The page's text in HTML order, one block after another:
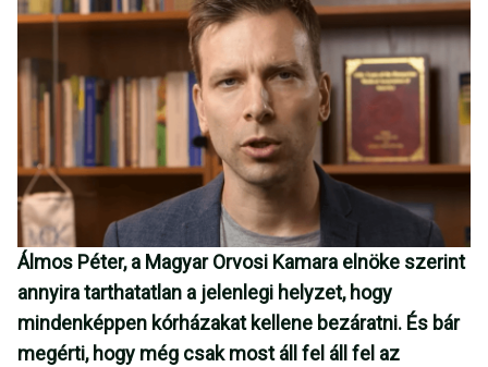
Álmos Péter, a Magyar Orvosi Kamara elnöke szerint
annyira tarthatatlan a jelenlegi helyzet, hogy
mindenképpen kórházakat kellene bezáratni. És bár
megérti, hogy még csak most áll fel áll fel az